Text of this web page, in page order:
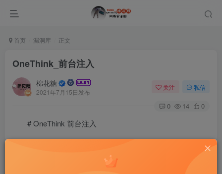
首页 漏洞库 正文
OneThink_前台注入
棉花糖
2021年7月15日发布
关注 私信
0 14 0
# OneThink 前台注入